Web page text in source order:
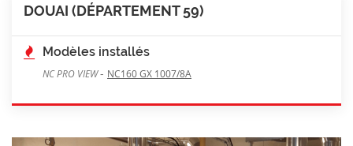
DOUAI (DÉPARTEMENT 59)
Modèles installés
NC PRO VIEW- NC160 GX 1007/8A